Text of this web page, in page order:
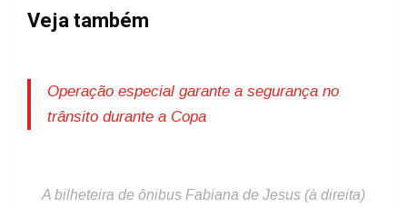
Veja também
Operação especial garante a segurança no
trânsito durante a Copa
A bilheteira de ônibus Fabiana de Jesus (à direita)